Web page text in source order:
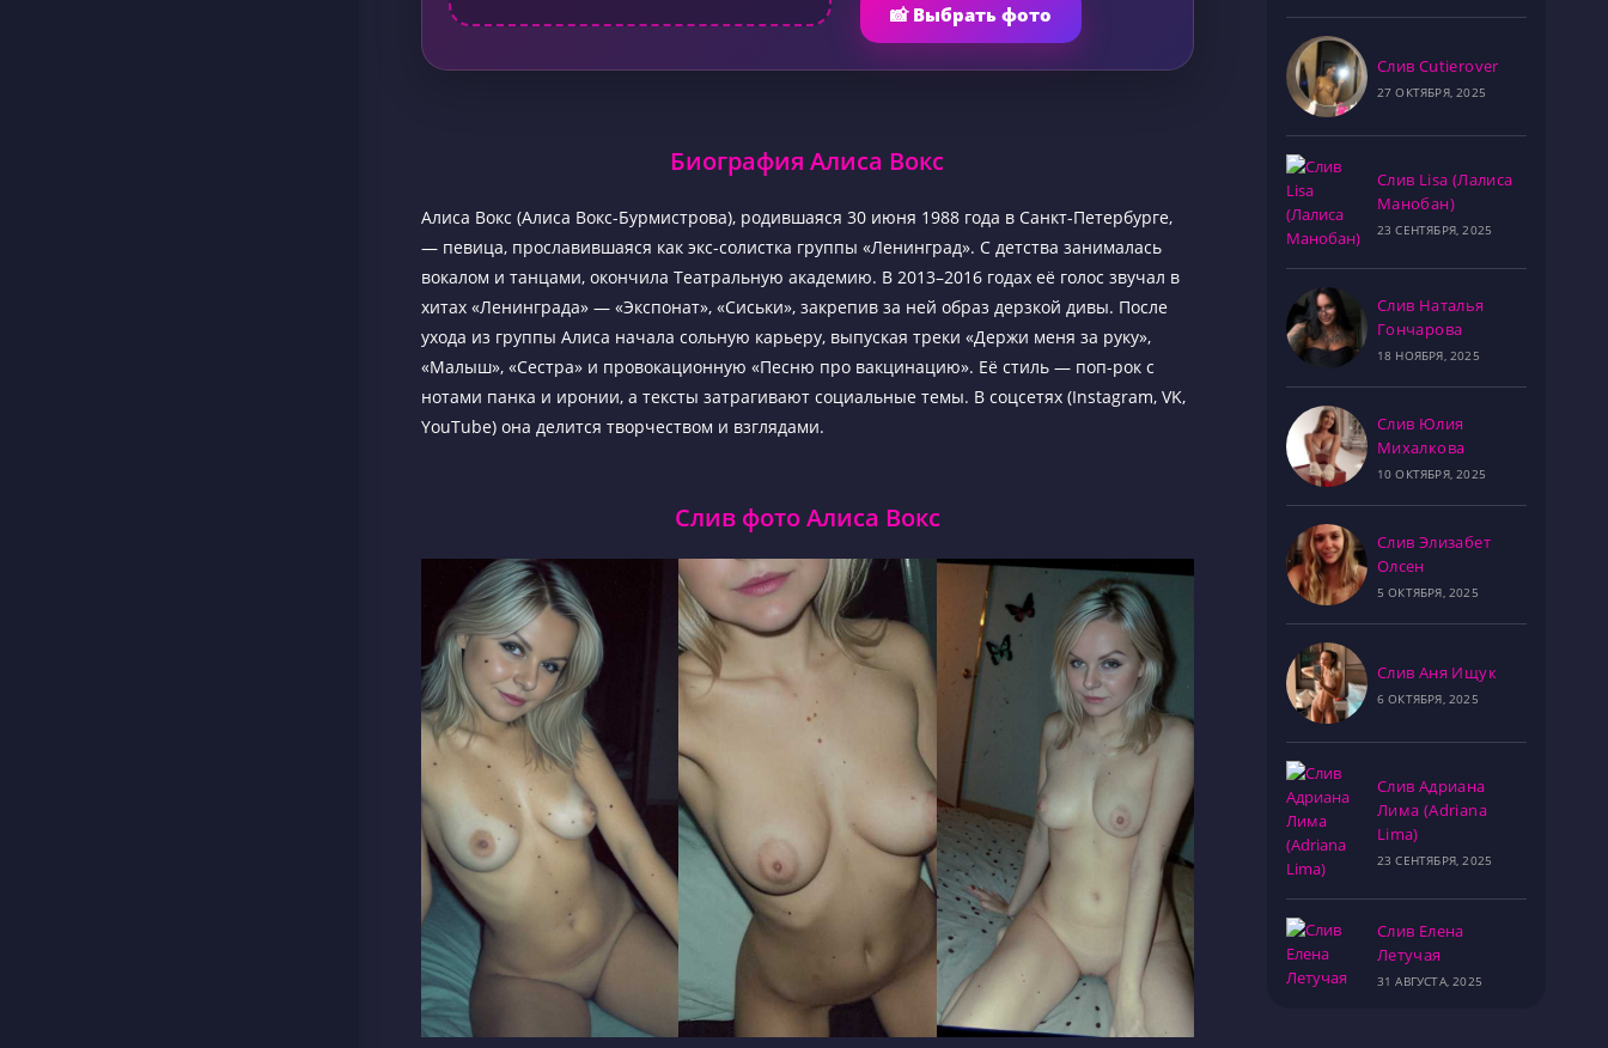
📸 Выбрать фото
Биография Алиса Вокс
Алиса Вокс (Алиса Вокс-Бурмистрова), родившаяся 30 июня 1988 года в Санкт-Петербурге,
— певица, прославившаяся как экс-солистка группы «Ленинград». С детства занималась
вокалом и танцами, окончила Театральную академию. В 2013–2016 годах её голос звучал в
хитах «Ленинграда» — «Экспонат», «Сиськи», закрепив за ней образ дерзкой дивы. После
ухода из группы Алиса начала сольную карьеру, выпуская треки «Держи меня за руку»,
«Малыш», «Сестра» и провокационную «Песню про вакцинацию». Её стиль — поп-рок с
нотами панка и иронии, а тексты затрагивают социальные темы. В соцсетях (Instagram, VK,
YouTube) она делится творчеством и взглядами.
Слив фото Алиса Вокс
Слив Cutierover
27 ОКТЯБРЯ, 2025
Слив Lisa (Лалиса
Манобан)
23 СЕНТЯБРЯ, 2025
Слив Наталья
Гончарова
18 НОЯБРЯ, 2025
Слив Юлия
Михалкова
10 ОКТЯБРЯ, 2025
Слив Элизабет
Олсен
5 ОКТЯБРЯ, 2025
Слив Аня Ищук
6 ОКТЯБРЯ, 2025
Слив Адриана
Лима (Adriana
Lima)
23 СЕНТЯБРЯ, 2025
Слив Елена
Летучая
31 АВГУСТА, 2025